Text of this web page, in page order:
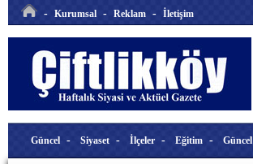
- Kurumsal - Reklam - İletişim
Güncel - Siyaset - İlçeler - Eğitim - Güncel